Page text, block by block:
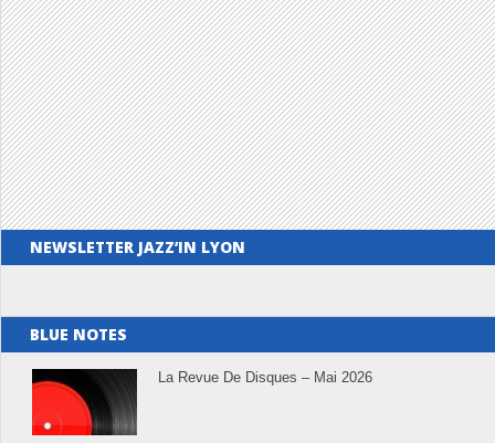
NEWSLETTER JAZZ’IN LYON
BLUE NOTES
La Revue De Disques – Mai 2026